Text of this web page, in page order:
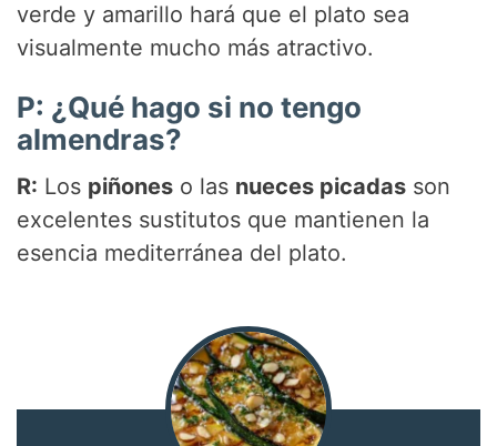
verde y amarillo hará que el plato sea
visualmente mucho más atractivo.
P: ¿Qué hago si no tengo
almendras?
R: Los piñones o las nueces picadas son
excelentes sustitutos que mantienen la
esencia mediterránea del plato.